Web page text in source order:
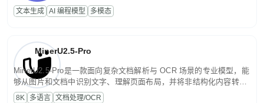
话端到端交付生产级成果。原生视觉理解贯穿规划、执行与验证全流
程，支持超长文档与长视频的深度语义解析。长程任务中自主规划与
文本生成 AI 编程模型 多模态
MinerU2.5-Pro
MinerU2.5-Pro是一款面向复杂文档解析与 OCR 场景的专业模型，能
够从图片和文档中识别文字、理解页面布局，并将非结构化内容转换
为便于存储、检索和二次处理的结构化结果。
8K 多语言 文档处理/OCR